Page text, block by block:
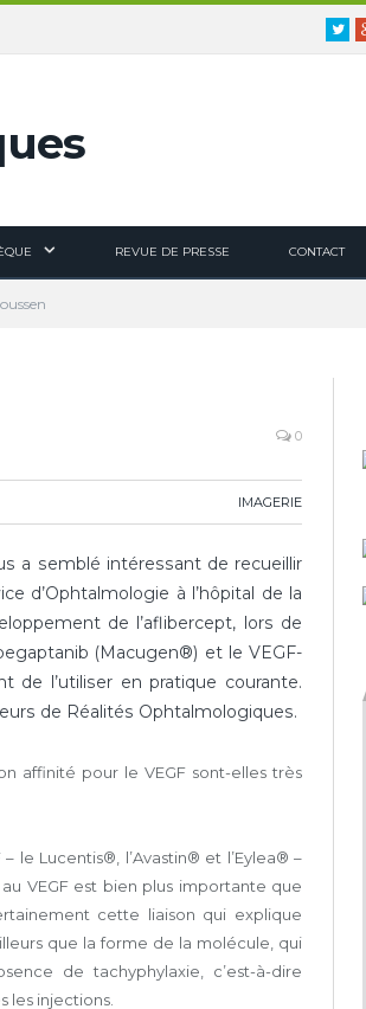
REVUE DE PRESSE CONTACT
0
IMAGERIE
a semblé intéressant de recueillir
d’Ophtalmologie à l’hôpital de la
de l’aflibercept, lors de
(Macugen®) et le VEGF-
de l’utiliser en pratique courante.
de Réalités Ophtalmologiques.
affinité pour le VEGF sont-elles très
le Lucentis®, l’Avastin® et l’Eylea® –
VEGF est bien plus importante que
cette liaison qui explique
que la forme de la molécule, qui
de tachyphylaxie, c’est-à-dire
les injections.